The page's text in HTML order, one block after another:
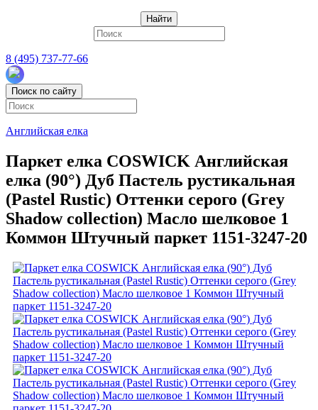
Найти
8 (495) 737-77-66
Поиск по сайту
Английская елка
Паркет елка COSWICK Английская
елка (90°) Дуб Пастель рустикальная
(Pastel Rustic) Оттенки серого (Grеy
Shadow collection) Масло шелковое 1
Коммон Штучный паркет 1151-3247-20